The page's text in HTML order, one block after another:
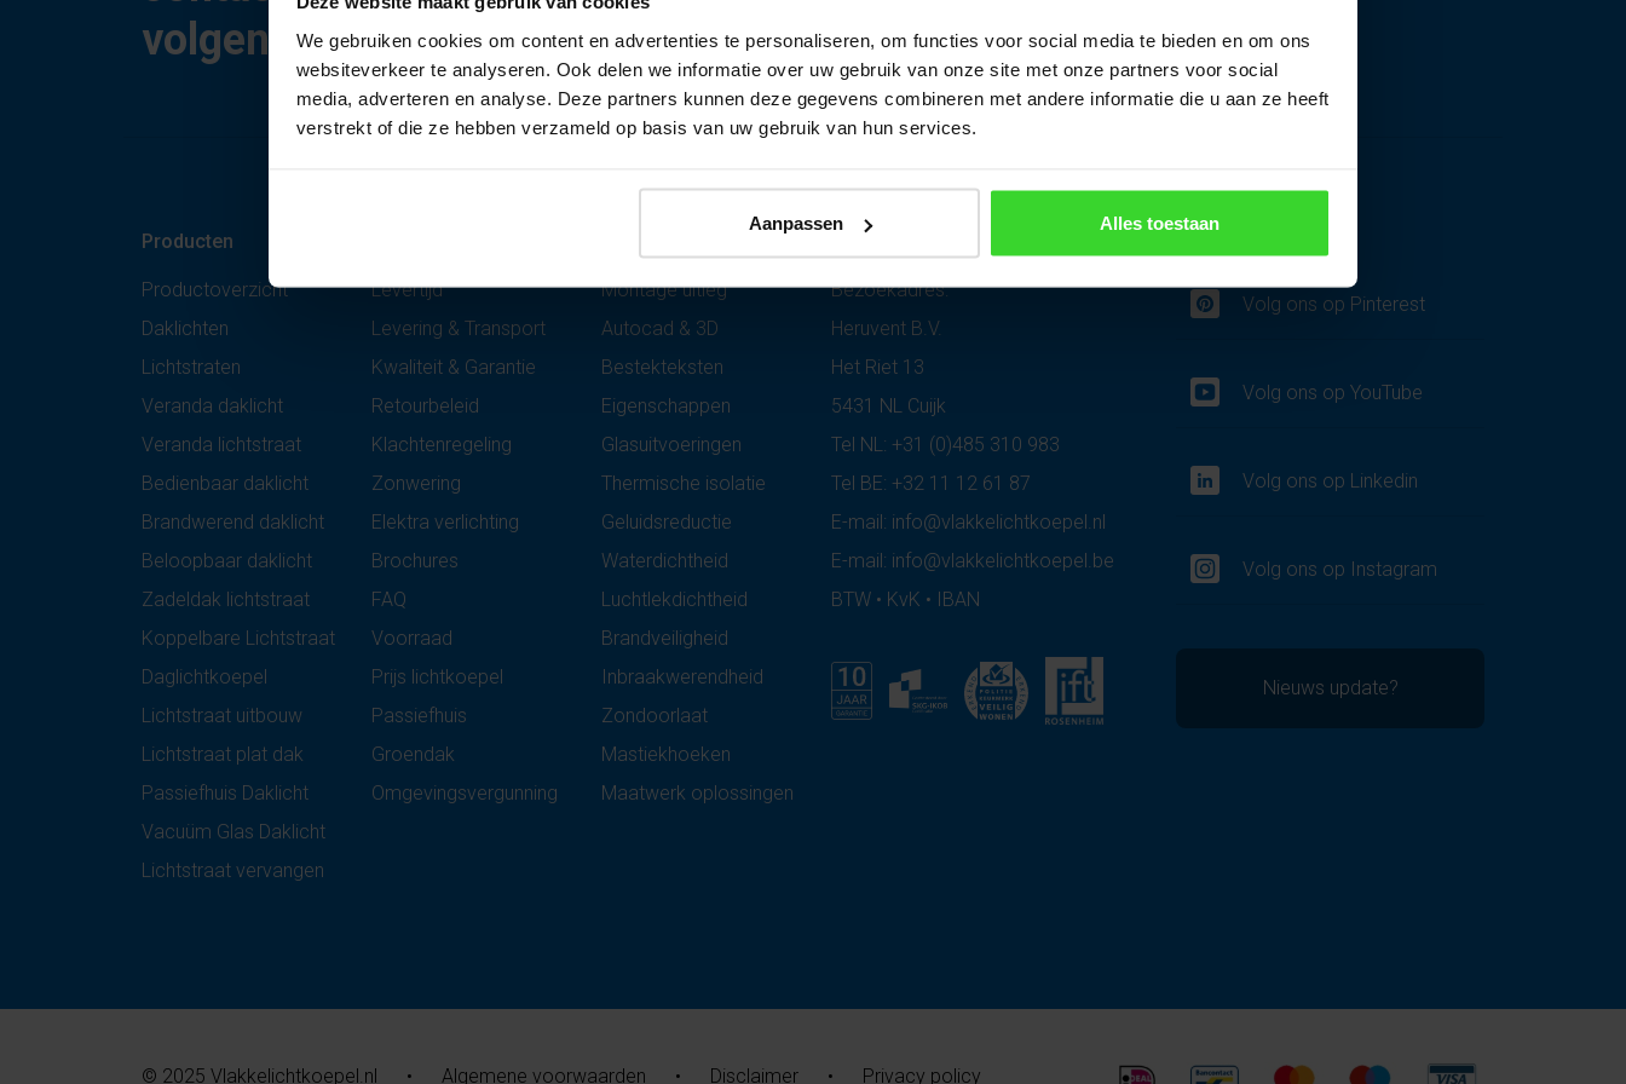
We gebruiken cookies om content en advertenties te personaliseren, om functies voor social media te bieden en om ons
websiteverkeer te analyseren. Ook delen we informatie over uw gebruik van onze site met onze partners voor social
media, adverteren en analyse. Deze partners kunnen deze gegevens combineren met andere informatie die u aan ze heeft
verstrekt of die ze hebben verzameld op basis van uw gebruik van hun services.
Aanpassen Alles toestaan
volgende werkdag!
Producten
Productoverzicht
Daklichten
Lichtstraten
Veranda daklicht
Veranda lichtstraat
Bedienbaar daklicht
Brandwerend daklicht
Beloopbaar daklicht
Zadeldak lichtstraat
Koppelbare Lichtstraat
Daglichtkoepel
Lichtstraat uitbouw
Lichtstraat plat dak
Passiefhuis Daklicht
Vacuüm Glas Daklicht
Lichtstraat vervangen
Levertijd
Levering & Transport
Kwaliteit & Garantie
Retourbeleid
Klachtenregeling
Zonwering
Elektra verlichting
Brochures
FAQ
Voorraad
Prijs lichtkoepel
Passiefhuis
Groendak
Omgevingsvergunning
Montage uitleg
Autocad & 3D
Bestekteksten
Eigenschappen
Glasuitvoeringen
Thermische isolatie
Geluidsreductie
Waterdichtheid
Luchtlekdichtheid
Brandveiligheid
Inbraakwerendheid
Zondoorlaat
Mastiekhoeken
Maatwerk oplossingen
Vlakkelichtkoepel
Bezoekadres:
Heruvent B.V.
Het Riet 13
5431 NL Cuijk
Tel NL: +31 (0)485 310 983
Tel BE: +32 11 12 61 87
E-mail: info@vlakkelichtkoepel.nl
E-mail: info@vlakkelichtkoepel.be
BTW • KvK • IBAN
Volg ons op Pinterest
Volg ons op YouTube
Volg ons op Linkedin
Volg ons op Instagram
Nieuws update?
© 2025 Vlakkelichtkoepel.nl • Algemene voorwaarden • Disclaimer • Privacy policy